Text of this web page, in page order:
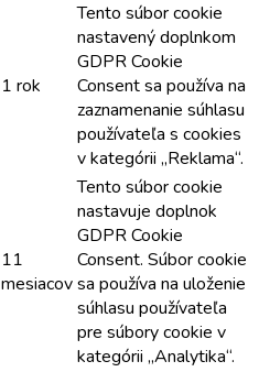
1 rok
Tento súbor cookie
nastavený doplnkom
GDPR Cookie
Consent sa používa na
zaznamenanie súhlasu
používateľa s cookies
v kategórii „Reklama“.
11
mesiacov
Tento súbor cookie
nastavuje doplnok
GDPR Cookie
Consent. Súbor cookie
sa používa na uloženie
súhlasu používateľa
pre súbory cookie v
kategórii „Analytika“.